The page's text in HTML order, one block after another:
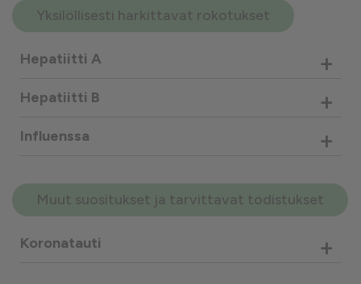
Yksilöllisesti harkittavat rokotukset
Hepatiitti A +
Hepatiitti B +
Influenssa +
Muut suositukset ja tarvittavat todistukset
Koronatauti +